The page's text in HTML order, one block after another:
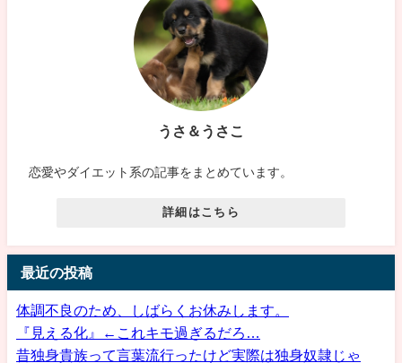
うさ＆うさこ
恋愛やダイエット系の記事をまとめています。
詳細はこちら
最近の投稿
体調不良のため、しばらくお休みします。
『見える化』←これキモ過ぎるだろ…
昔独身貴族って言葉流行ったけど実際は独身奴隷じゃ